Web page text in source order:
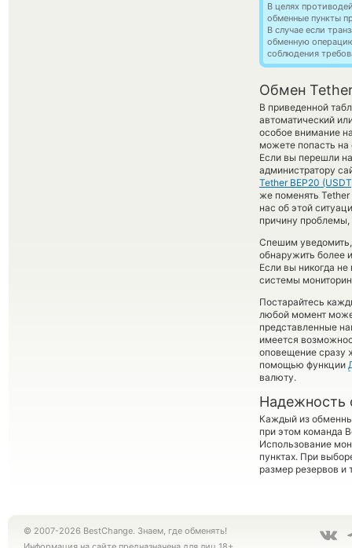
В целях
обменные пункты
В случае если
обменную
соблюдения
Обмен
В приведенной
автоматический
особое внимание
можете попасть
Если вы перешли
администратору
Tether BEP20
же поменять
нас об этой
причину проблемы,
Спешим
обнаружить более
Если вы никогда
системы
Постарайтесь
любой момент
представленные
имеется
оповещение сразу
помощью функции
валюту.
Надежность
Каждый из
при этом команда
Использование
пунктах. При
размер резервов и
© 2007-2026 BestChange. Знаем, где обменять!